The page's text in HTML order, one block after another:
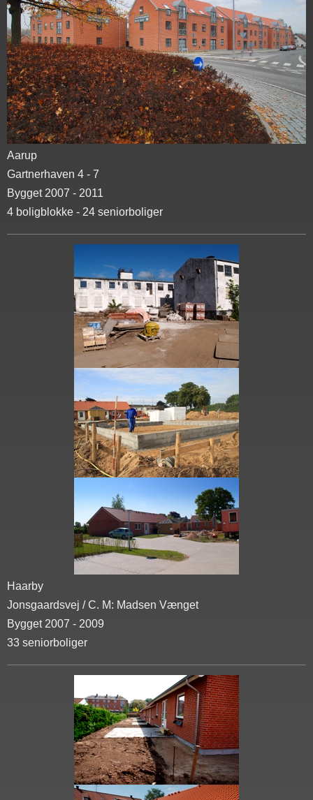
Aarup
Gartnerhaven 4 - 7
Bygget 2007 - 2011
4 boligblokke - 24 seniorboliger
Haarby
Jonsgaardsvej / C. M: Madsen Vænget
Bygget 2007 - 2009
33 seniorboliger